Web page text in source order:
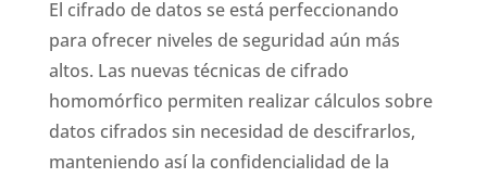
El cifrado de datos se está perfeccionando
para ofrecer niveles de seguridad aún más
altos. Las nuevas técnicas de cifrado
homomórfico permiten realizar cálculos sobre
datos cifrados sin necesidad de descifrarlos,
manteniendo así la confidencialidad de la